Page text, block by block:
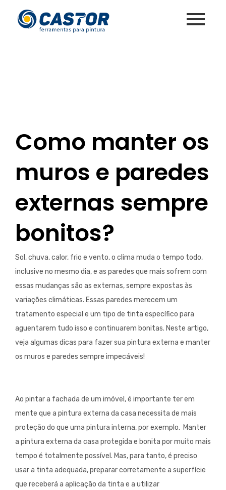
Como manter os
muros e paredes
externas sempre
bonitos?
Sol, chuva, calor, frio e vento, o clima muda o tempo todo,
inclusive no mesmo dia, e as paredes que mais sofrem com
essas mudanças são as externas, sempre expostas às
variações climáticas. Essas paredes merecem um
tratamento especial e um tipo de tinta específico para
aguentarem tudo isso e continuarem bonitas. Neste artigo,
veja algumas dicas para fazer sua pintura externa e manter
os muros e paredes sempre impecáveis!
Ao pintar a fachada de um imóvel, é importante ter em
mente que a pintura externa da casa necessita de mais
proteção do que uma pintura interna, por exemplo. Manter
a pintura externa da casa protegida e bonita por muito mais
tempo é totalmente possível. Mas, para tanto, é preciso
usar a tinta adequada, preparar corretamente a superfície
que receberá a aplicação da tinta e a utilizar